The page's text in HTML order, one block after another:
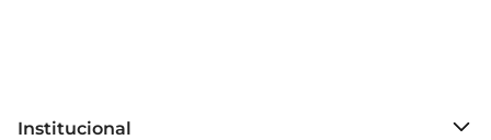
Institucional